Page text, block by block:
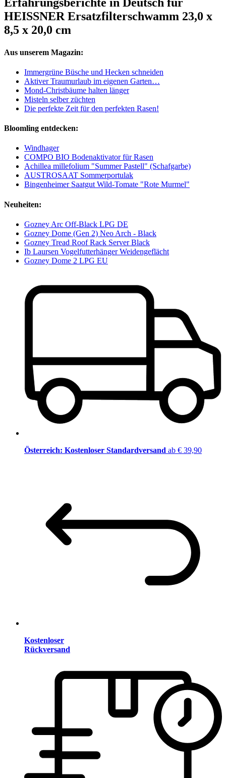
Erfahrungsberichte in Deutsch für
HEISSNER Ersatzfilterschwamm 23,0 x
8,5 x 20,0 cm
Aus unserem Magazin:
Immergrüne Büsche und Hecken schneiden
Aktiver Traumurlaub im eigenen Garten…
Mond-Christbäume halten länger
Misteln selber züchten
Die perfekte Zeit für den perfekten Rasen!
Bloomling entdecken:
Windhager
COMPO BIO Bodenaktivator für Rasen
Achillea millefolium "Summer Pastell" (Schafgarbe)
AUSTROSAAT Sommerportulak
Bingenheimer Saatgut Wild-Tomate "Rote Murmel"
Neuheiten:
Gozney Arc Off-Black LPG DE
Gozney Dome (Gen 2) Neo Arch - Black
Gozney Tread Roof Rack Server Black
Ib Laursen Vogelfutterhänger Weidengeflächt
Gozney Dome 2 LPG EU
Österreich: Kostenloser Standardversand ab € 39,90
Kostenloser
Rückversand